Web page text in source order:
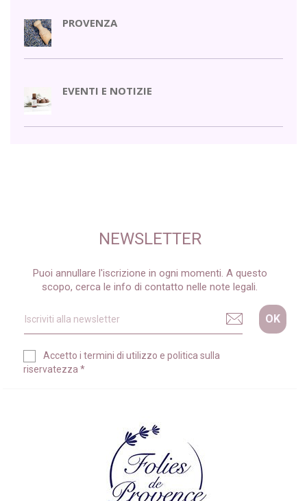
PROVENZA
EVENTI E NOTIZIE
NEWSLETTER
Puoi annullare l'iscrizione in ogni momenti. A questo
scopo, cerca le info di contatto nelle note legali.
Accetto i termini di utilizzo e politica sulla
riservatezza *